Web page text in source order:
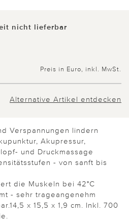
nicht lieferbar
Preis in Euro, inkl. MwSt.
Alternative Artikel entdecken
Verspannungen lindern
Akupressur,
und Druckmassage
- von sanft bis
die Muskeln bei 42°C
- sehr trageangenehm
x 15,5 x 1,9 cm. Inkl. 700